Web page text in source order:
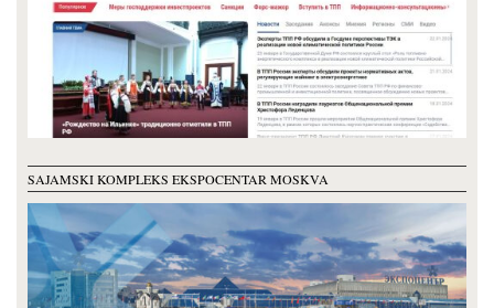
SAJAMSKI KOMPLEKS EKSPOCENTAR MOSKVA